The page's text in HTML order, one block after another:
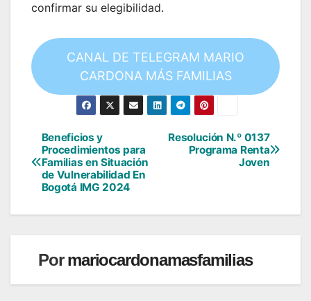
confirmar su elegibilidad.
CANAL DE TELEGRAM MARIO
CARDONA MÁS FAMILIAS
Navegación
de
entradas
Resolución N.º 0137
Programa Renta
Joven
Beneficios y
Procedimientos para
Familias en Situación
de Vulnerabilidad En
Bogotá IMG 2024
Pormariocardonamasfamilias